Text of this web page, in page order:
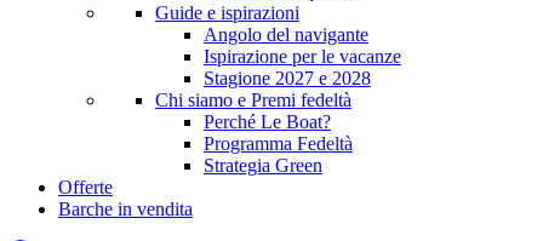
Guide e ispirazioni
Angolo del navigante
Ispirazione per le vacanze
Stagione 2027 e 2028
Chi siamo e Premi fedeltà
Perché Le Boat?
Programma Fedeltà
Strategia Green
Offerte
Barche in vendita